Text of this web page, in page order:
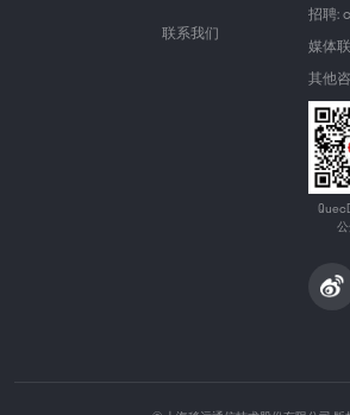
联系我们
招聘:
媒体
其他